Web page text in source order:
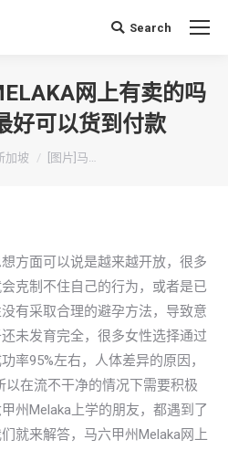
搜 Search
网上有卖的吗
好可以货到付款
：
加坡 [图片]马…
方面可以说是越来越开放，很多
克制不住自己的行为，或者是已
有采取合理的避孕方法，导致意
未发育完全，很多女性选择通过
率95%左右，人体差异的原因，
以在流不干净的情况下需要积极
州Melaka上学的朋友，都遇到了
就来解答，马六甲州Melaka网上